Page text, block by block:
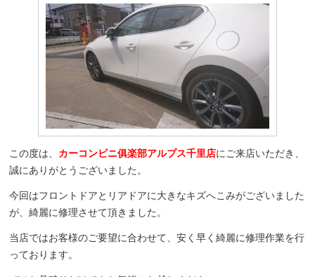
この度は、 カーコンビニ俱楽部アルプス千里店にご来店いただき、
誠にありがとうございました。
今回はフロントドアとリアドアに大きなキズへこみがございました
が、綺麗に修理させて頂きました。
当店ではお客様のご要望に合わせて、安く早く綺麗に修理作業を行
っております。